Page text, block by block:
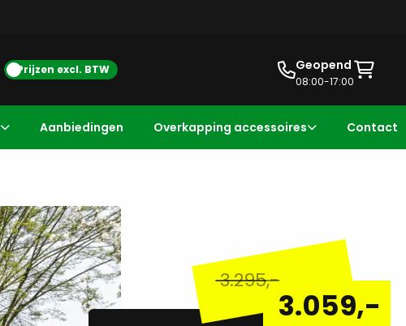
Prijzen excl. BTW Geopend
08:00-17:00
Aanbiedingen Overkapping accessoires Contact
3.295,-
3.059,-